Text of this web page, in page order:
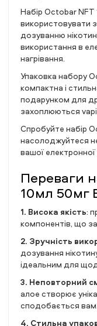
Набір Octobar NFT
використовувати
дозуванню
використання в
нагрівання.
Упаковка набору
компактна і
подарунком для
захоплюються
Спробуйте набір
насолоджуйтеся
вашої
Переваги
10мл 50мг
1. Висока якість:
компонентів, що
2. Зручність
дозування
ідеальним для
3. Неповторний
алое створює
сподобається вам.
4. Стильна